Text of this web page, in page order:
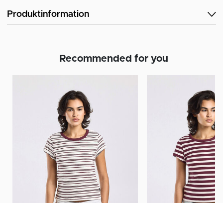
Produktinformation
Recommended for you